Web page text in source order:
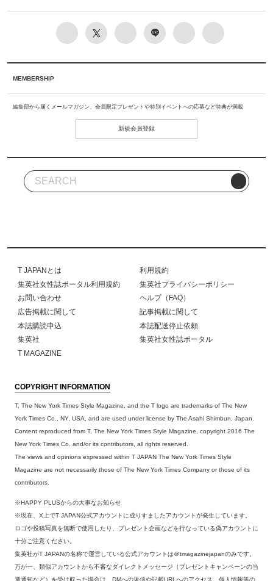
MEMBERSHIP
編集部から届くメールマガジン、会員限定プレゼントや特別イベントへの応募など特典が満載
新規会員登録
T JAPANとは
利用規約
集英社女性誌ポータル利用規約
集英社プライバシーポリシー
お問い合わせ
ヘルプ（FAQ）
広告掲載に関して
記事掲載に関して
本誌購読申込
本誌配送停止依頼
集英社
集英社女性誌ポータル
T MAGAZINE
COPYRIGHT INFORMATION
T, The New York Times Style Magazine, and the T logo are trademarks of The New
York Times Co., NY, USA, and are used under license by The Asahi Shimbun, Japan.
Content reproduced from T, The New York Times Style Magazine, copyright 2016 The
New York Times Co. and/or its contributors, all rights reserved.
The views and opinions expressed within T JAPAN The New York Times Style
Magazine are not necessarily those of The New York Times Company or those of its
contributors.
※HAPPY PLUSからの大事なお知らせ
※現在、X上でT JAPAN公式アカウントに成りすましたアカウントが発生しています。
ロゴや投稿写真を無断で使用したり、プレゼント企画などを行なっている偽アカウントに
十分ご注意ください。
集英社がT JAPANの名称で運営している公式アカウントは＠tmagazinejapanのみです。
万が一、類似アカウントから不審なダイレクトメッセージ（プレゼントキャンペーンの当
選通知など）を受け取った場合は、DMへの返信や記載URLへのアクセス、個人情報等の